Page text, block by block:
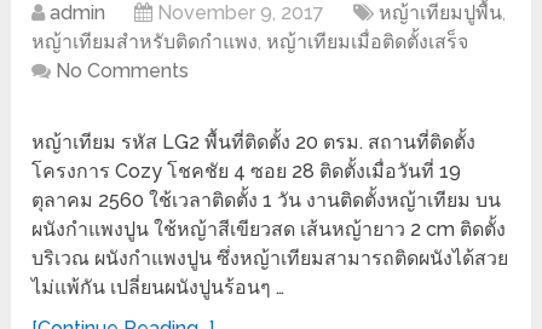
admin November 9, 2017 หญ้าเทียมปูพื้น,
หญ้าเทียมสำหรับติดกำแพง, หญ้าเทียมเมื่อติดตั้งเสร็จ
No Comments
หญ้าเทียม รหัส LG2 พื้นที่ติดตั้ง 20 ตรม. สถานที่ติดตั้ง
โครงการ Cozy โชคชัย 4 ซอย 28 ติดตั้งเมื่อวันที่ 19
ตุลาคม 2560 ใช้เวลาติดตั้ง 1 วัน งานติดตั้งหญ้าเทียม บน
ผนังกำแพงปูน ใช้หญ้าสีเขียวสด เส้นหญ้ายาว 2 cm ติดตั้ง
บริเวณ ผนังกำแพงปูน ซึ่งหญ้าเทียมสามารถติดผนังได้สวย
ไม่แพ้กัน เปลี่ยนผนังปูนร้อนๆ …